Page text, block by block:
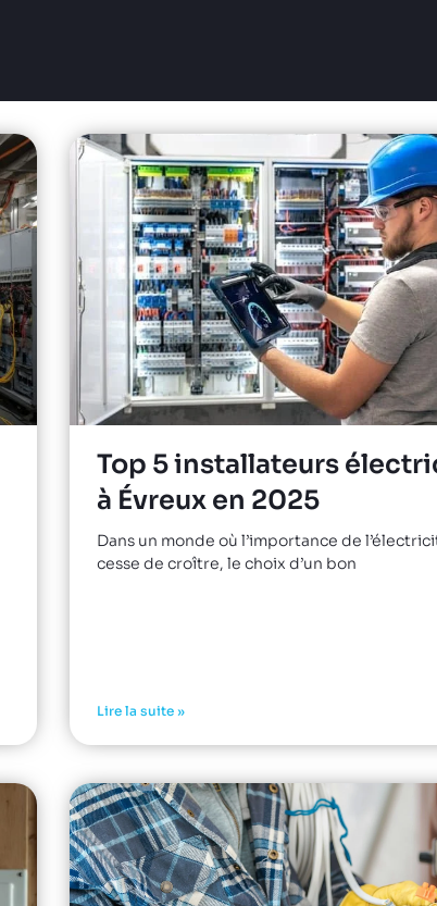
Top 5 installateurs
à Évreux en 2025
Dans un monde où l’importance de
cesse de croître, le choix d’un bon
Lire la suite »